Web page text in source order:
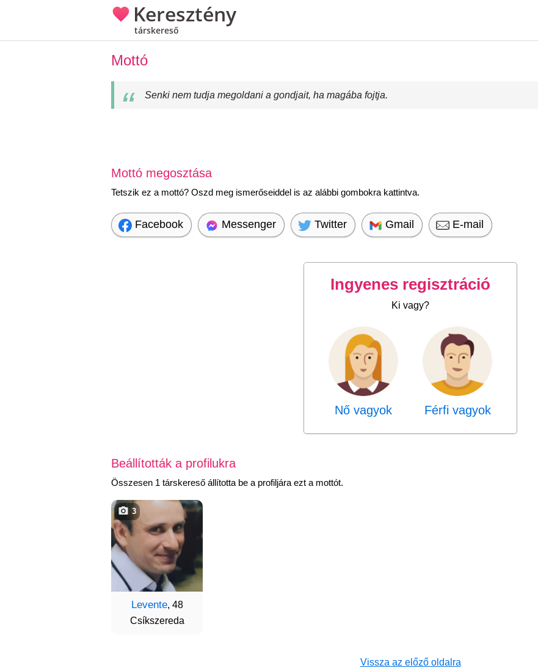
Keresztény
társkereső
Mottó
Senki nem tudja megoldani a gondjait, ha magába fojtja.
Mottó megosztása
Tetszik ez a mottó? Oszd meg ismerőseiddel is az alábbi gombokra kattintva.
Facebook Messenger Twitter Gmail E-mail
Ingyenes regisztráció
Ki vagy?
Nő vagyok Férfi vagyok
Beállították a profilukra
Összesen 1 társkereső állította be a profiljára ezt a mottót.
Levente, 48
Csíkszereda
3
Vissza az előző oldalra